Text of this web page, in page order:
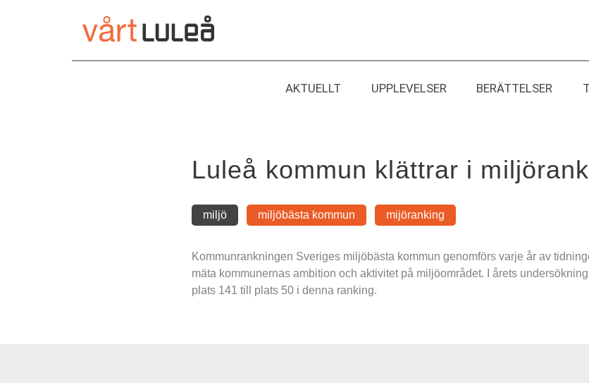
AKTUELLT UPPLEVELSER BERÄTTELSER
Luleå kommun klättrar i
miljö miljöbästa kommun mijöranking
Kommunrankningen Sveriges miljöbästa kommun genomförs varje år av
mäta kommunernas ambition och aktivitet på miljöområdet. I årets
plats 141 till plats 50 i denna ranking.